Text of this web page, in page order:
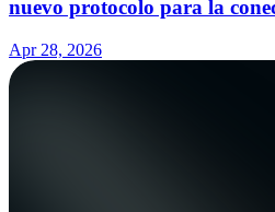
nuevo protocolo para la
Apr 28, 2026